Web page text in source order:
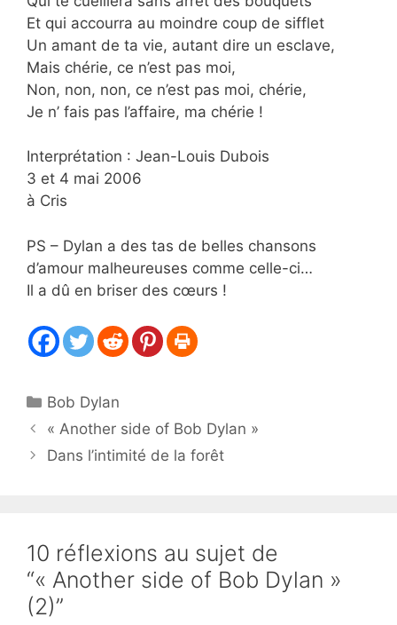
Et qui accourra au moindre coup de sifflet
Un amant de ta vie, autant dire un esclave,
Mais chérie, ce n’est pas moi,
Non, non, non, ce n’est pas moi, chérie,
Je n’ fais pas l’affaire, ma chérie !
Interprétation : Jean-Louis Dubois
3 et 4 mai 2006
à Cris
PS – Dylan a des tas de belles chansons
d’amour malheureuses comme celle-ci…
Il a dû en briser des cœurs !
Catégories
Bob Dylan
« Another side of Bob Dylan »
Dans l’intimité de la forêt
10 réflexions au sujet de
“« Another side of Bob Dylan »
(2)”